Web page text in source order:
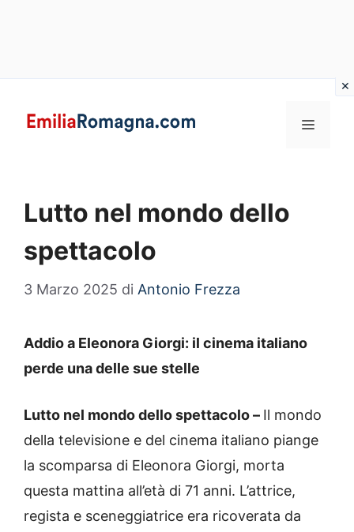
MENU
Lutto nel mondo dello
spettacolo
3 Marzo 2025 di Antonio Frezza
Addio a Eleonora Giorgi: il cinema italiano
perde una delle sue stelle
Lutto nel mondo dello spettacolo – Il mondo
della televisione e del cinema italiano piange
la scomparsa di Eleonora Giorgi, morta
questa mattina all’età di 71 anni. L’attrice,
regista e sceneggiatrice era ricoverata da